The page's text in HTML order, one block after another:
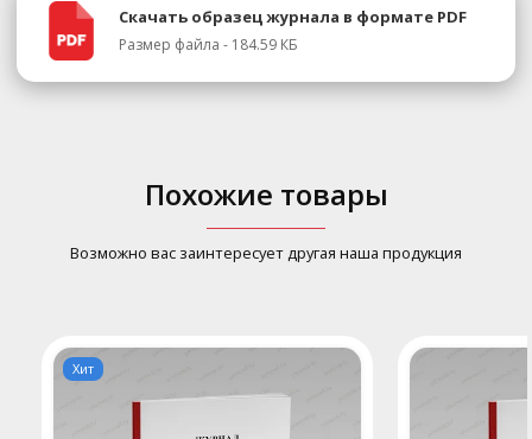
Скачать образец журнала в формате PDF
Размер файла - 184.59 КБ
Похожие товары
Возможно вас заинтересует другая наша продукция
Хит